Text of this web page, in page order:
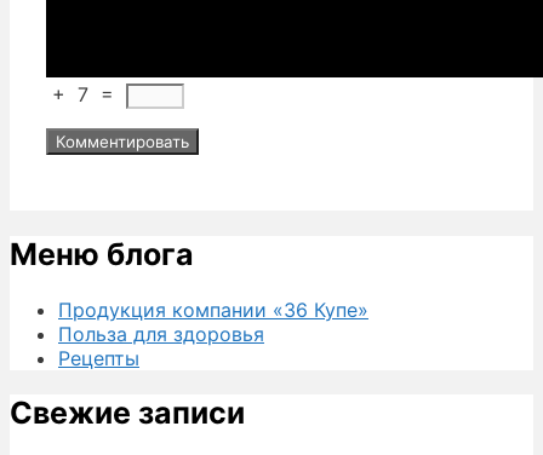
+ 7 =
Меню блога
Продукция компании «36 Купе»
Польза для здоровья
Рецепты
Свежие записи